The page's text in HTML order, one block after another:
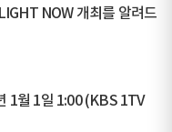
NOW 개최를 알려드
1월 1일 1:00 (KBS 1TV